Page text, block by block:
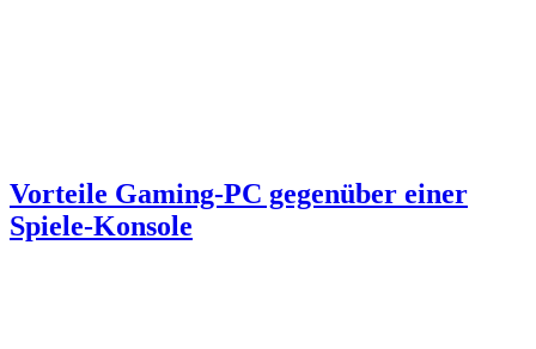
Vorteile Gaming-PC gegenüber einer
Spiele-Konsole